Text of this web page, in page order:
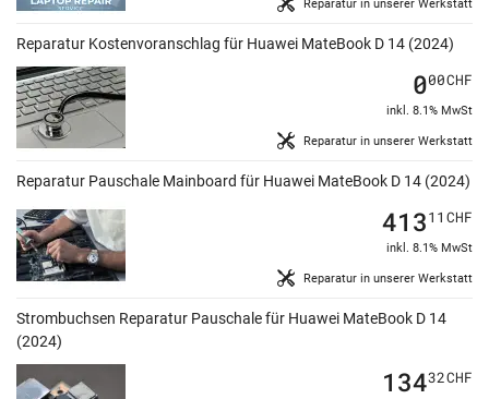
Reparatur in unserer Werkstatt
Reparatur Kostenvoranschlag für Huawei MateBook D 14 (2024)
Reparatur in unserer Werkstatt
000CHF
inkl. 8.1% MwSt
Reparatur Pauschale Mainboard für Huawei MateBook D 14 (2024)
Reparatur in unserer Werkstatt
41311 CHF
inkl. 8.1% MwSt
Strombuchsen Reparatur Pauschale für Huawei MateBook D 14
(2024)
13432CHF